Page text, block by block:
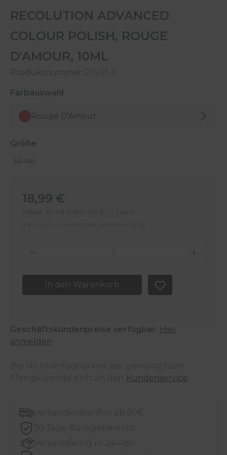
RECOLUTION ADVANCED
COLOUR POLISH, ROUGE
D'AMOUR, 10ML
Produktnummer: 21403-6
Farbauswahl
Rouge D'Amour
Größe
10 ml
Regulärer Preis:
18,99 €
Inhalt: (1.899,00 € / 1 Liter)
Produkt Anzahl: Gib den
In den Warenkorb
Geschäftskundenpreise verfügbar: Hier
anmelden
Bei Nichtverfügbarkeit der gewünschten
Menge wende dich an den
Kundenservice
Versandkostenfrei ab 50€
30 Tage Rückgaberecht
Versandfertig in 24-48h